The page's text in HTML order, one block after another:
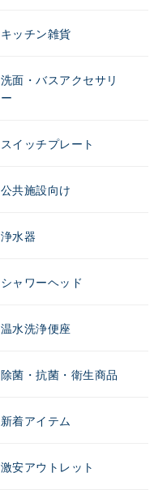
キッチン雑貨
洗面・バスアクセサリ
ー
スイッチプレート
公共施設向け
浄水器
シャワーヘッド
温水洗浄便座
除菌・抗菌・衛生商品
新着アイテム
激安アウトレット